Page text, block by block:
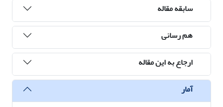
سابقه مقاله
هم رسانی
ارجاع به این مقاله
آمار